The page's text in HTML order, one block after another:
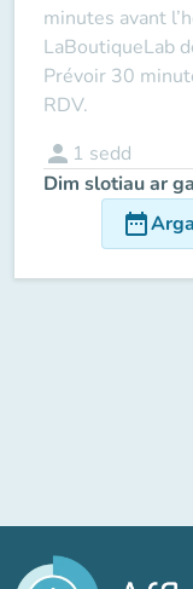
minutes avant
LaBoutiqueLab
Prévoir 30
RDV.
person 1 sedd
Dim slotiau ar
date_range